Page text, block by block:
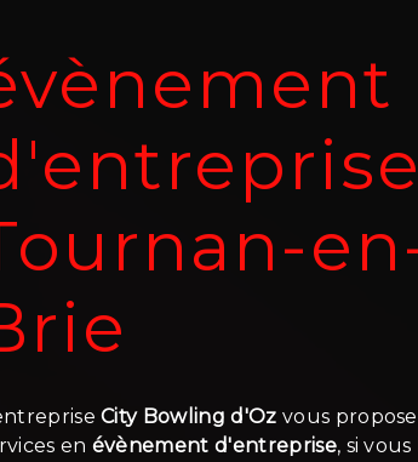
City Bowling d'Oz vous propose
en évènement d'entreprise, si